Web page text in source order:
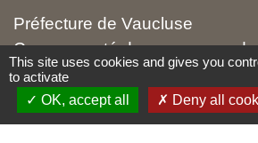
Préfecture de Vaucluse
Communauté de communes
Luberon (CCPAL)
Office de tourisme Pays d'Apt
Parc naturel régional du
This site uses cookies and gives you
to activate
OK, accept all
Deny all